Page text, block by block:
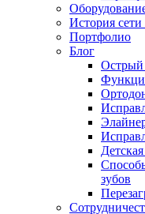
История
Портфолио
Блог
Острый
зубов